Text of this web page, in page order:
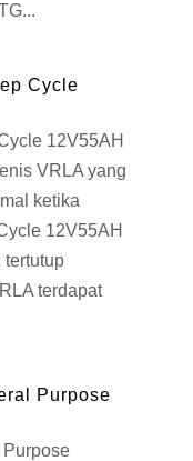
Cycle
12V55AH
VRLA yang
ketika
12V55AH
tertutup
terdapat
Purpose